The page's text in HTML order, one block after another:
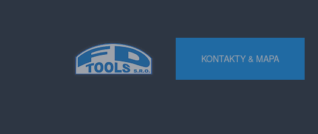
KONTAKTY & MAPA